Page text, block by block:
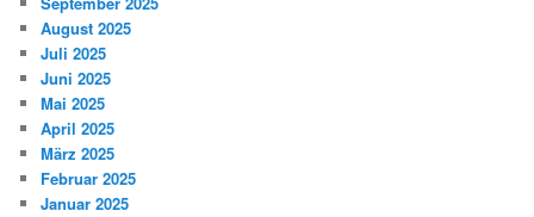
August 2025
Juli 2025
Juni 2025
Mai 2025
April 2025
März 2025
Februar 2025
Januar 2025